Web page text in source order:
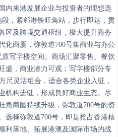
内来港发展企业与投资者的理想选
，紧邻港铁旺角站，步行即达，贯
区及跨境交通枢纽，极大提升商务
化商厦，弥敦道700号集商业与办公
写字楼空间。商场汇聚零售、餐饮
盛，商业潜力可观；写字楼部分专
尺灵活组合，适合各类企业入驻，
机构进驻，形成良好商业生态。尽
角商圈持续升级，弥敦道700号的资
选择弥敦道700号，即是抢占香港核
利落地、拓展港澳及国际市场的战